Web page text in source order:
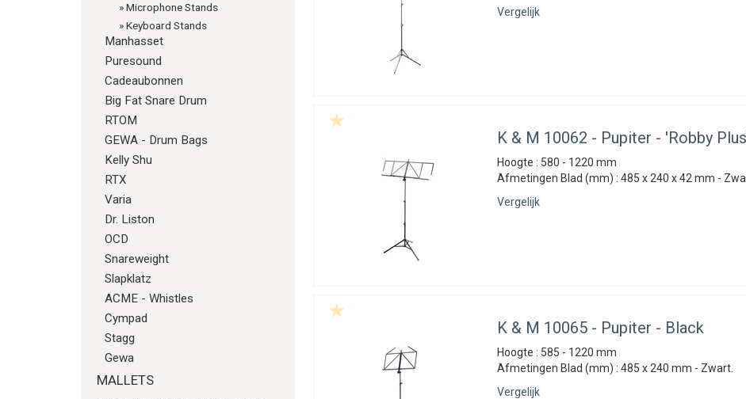
»Microphone Stands
»Keyboard Stands
Manhasset
Puresound
Cadeaubonnen
Big Fat Snare Drum
RTOM
GEWA - Drum Bags
Kelly Shu
RTX
Varia
Dr. Liston
OCD
Snareweight
Slapklatz
ACME - Whistles
Cympad
Stagg
Gewa
MALLETS
Vergelijk
K & M 10062 - Pupiter - 'Robby
Hoogte : 580 - 1220 mm
Afmetingen Blad (mm) : 485 x 240 x 42 mm -
Vergelijk
K & M 10065 - Pupiter - Black
Hoogte : 585 - 1220 mm
Afmetingen Blad (mm) : 485 x 240 mm - Zwart.
Vergelijk